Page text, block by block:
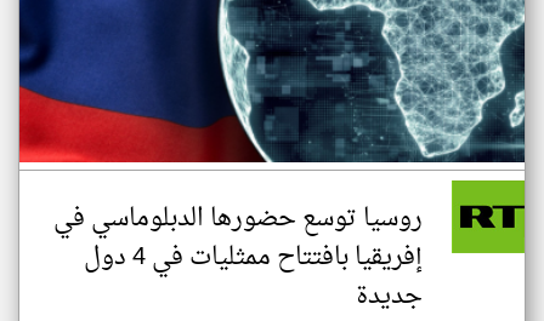
روسيا توسع حضورها الدبلوماسي في
إفريقيا بافتتاح ممثليات في 4 دول
جديدة